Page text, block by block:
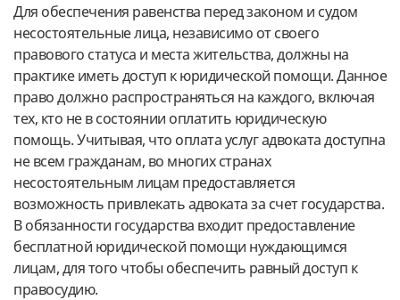
Для обеспечения равенства перед законом и судом
несостоятельные лица, независимо от своего
правового статуса и места жительства, должны на
практике иметь доступ к юридической помощи. Данное
право должно распространяться на каждого, включая
тех, кто не в состоянии оплатить юридическую
помощь. Учитывая, что оплата услуг адвоката доступна
не всем гражданам, во многих странах
несостоятельным лицам предоставляется
возможность привлекать адвоката за счет государства.
В обязанности государства входит предоставление
бесплатной юридической помощи нуждающимся
лицам, для того чтобы обеспечить равный доступ к
правосудию.